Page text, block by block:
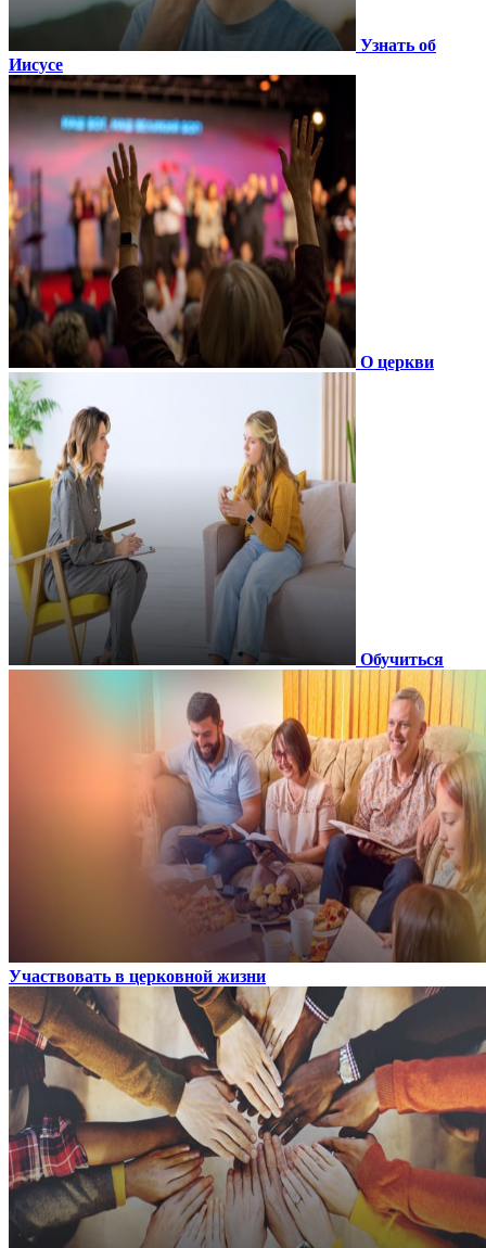
Узнать об
Иисусе
О церкви
Обучиться
Участвовать в церковной жизни